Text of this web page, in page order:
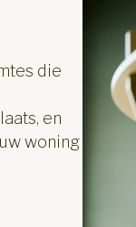
die
en
woning